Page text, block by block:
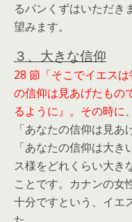
るパンくずはいただき
望みます。
３、大きな信仰
28 節「そこでイエス
の信仰は見あげたもの
るように』。その時に
「あなたの信仰は見
「あなたの信仰は大
ス様をどれくらい大き
ことです。カナンの女
十分ですという、イエ